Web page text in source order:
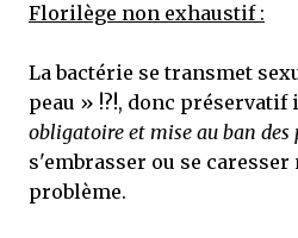
Florilège non exhaustif :
La bactérie se transmet
peau » !?!, donc préservatif
obligatoire et mise au ban des
s'embrasser ou se caresser
problème.